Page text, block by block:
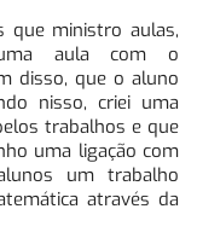
que ministro aulas,
aula com o
disso, que o aluno
nisso, criei uma
trabalhos e que
uma ligação com
um trabalho
através da